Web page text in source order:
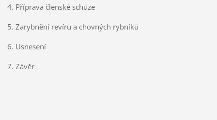
4. Příprava členské schůze
5. Zarybnění revíru a chovných rybníků
6. Usnesení
7. Závěr